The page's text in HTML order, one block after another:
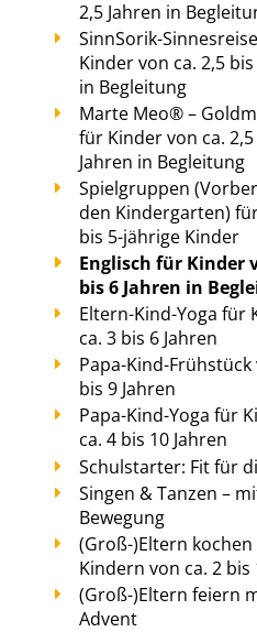
2,5 Jahren in
SinnSorik-
Kinder von ca. 2,5 bis
in Begleitung
Marte Meo® –
für Kinder von ca.
Jahren in Begleitung
Spielgruppen
den Kindergarten)
bis 5-jährige Kinder
Englisch für Kinder
bis 6 Jahren in
Eltern-Kind-Yoga für
ca. 3 bis 6 Jahren
Papa-Kind-Frühstück
bis 9 Jahren
Papa-Kind-Yoga für
ca. 4 bis 10 Jahren
Schulstarter: Fit für
Singen & Tanzen –
Bewegung
(Groß-)Eltern
Kindern von ca. 2 bis
(Groß-)Eltern feiern
Advent